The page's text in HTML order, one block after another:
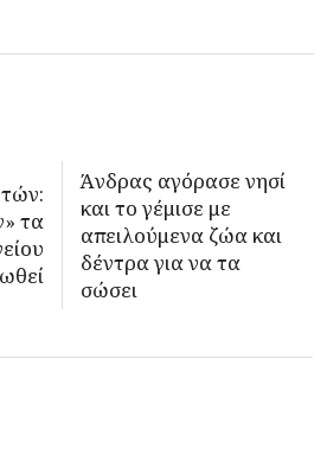
τα
Άνδρας αγόρασε νησί
και το γέμισε με
απειλούμενα ζώα και
δέντρα για να τα
σώσει